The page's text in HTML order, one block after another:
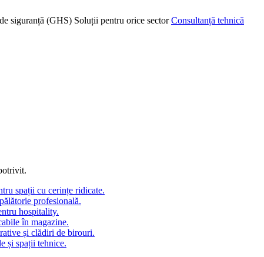
siguranță (GHS) Soluții pentru orice sector Consultanță tehnică
spații cu cerințe ridicate.
profesională.
hospitality.
în magazine.
și clădiri de birouri.
și spații tehnice.